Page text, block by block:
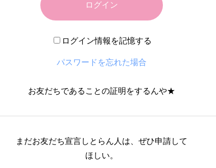
ログイン
ログイン情報を記憶する
パスワードを忘れた場合
お友だちであることの証明をするんや★
まだお友だち宣言しとらん人は、ぜひ申請して
ほしい。